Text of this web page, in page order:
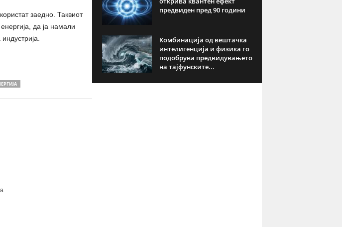
заедно. Таквиот
да ја намали
предвиден пред 90 години
Комбинација од вештачка
интелигенција и физика го
подобрува предвидувањето
на тајфунските...